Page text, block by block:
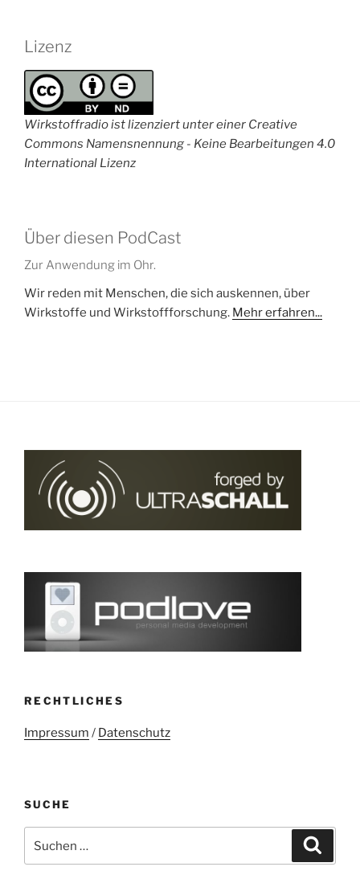
Lizenz
Wirkstoffradio ist lizenziert unter einer Creative
Commons Namensnennung - Keine Bearbeitungen 4.0
International Lizenz
Über diesen PodCast
Zur Anwendung im Ohr.
Wir reden mit Menschen, die sich auskennen, über
Wirkstoffe und Wirkstoffforschung. Mehr erfahren...
RECHTLICHES
Impressum / Datenschutz
SUCHE
nach: